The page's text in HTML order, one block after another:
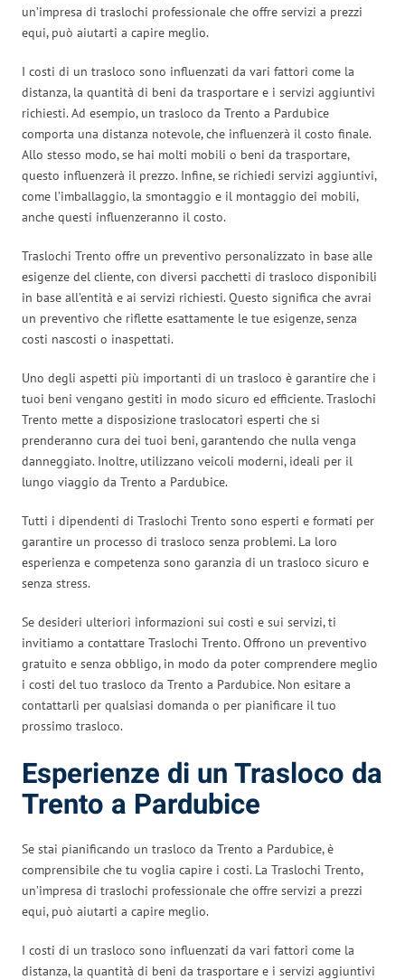
un’impresa di traslochi professionale che offre servizi a prezzi
equi, può aiutarti a capire meglio.
I costi di un trasloco sono influenzati da vari fattori come la
distanza, la quantità di beni da trasportare e i servizi aggiuntivi
richiesti. Ad esempio, un trasloco da Trento a Pardubice
comporta una distanza notevole, che influenzerà il costo finale.
Allo stesso modo, se hai molti mobili o beni da trasportare,
questo influenzerà il prezzo. Infine, se richiedi servizi aggiuntivi,
come l’imballaggio, la smontaggio e il montaggio dei mobili,
anche questi influenzeranno il costo.
Traslochi Trento offre un preventivo personalizzato in base alle
esigenze del cliente, con diversi pacchetti di trasloco disponibili
in base all’entità e ai servizi richiesti. Questo significa che avrai
un preventivo che riflette esattamente le tue esigenze, senza
costi nascosti o inaspettati.
Uno degli aspetti più importanti di un trasloco è garantire che i
tuoi beni vengano gestiti in modo sicuro ed efficiente. Traslochi
Trento mette a disposizione traslocatori esperti che si
prenderanno cura dei tuoi beni, garantendo che nulla venga
danneggiato. Inoltre, utilizzano veicoli moderni, ideali per il
lungo viaggio da Trento a Pardubice.
Tutti i dipendenti di Traslochi Trento sono esperti e formati per
garantire un processo di trasloco senza problemi. La loro
esperienza e competenza sono garanzia di un trasloco sicuro e
senza stress.
Se desideri ulteriori informazioni sui costi e sui servizi, ti
invitiamo a contattare Traslochi Trento. Offrono un preventivo
gratuito e senza obbligo, in modo da poter comprendere meglio
i costi del tuo trasloco da Trento a Pardubice. Non esitare a
contattarli per qualsiasi domanda o per pianificare il tuo
prossimo trasloco.
Esperienze di un Trasloco da
Trento a Pardubice
Se stai pianificando un trasloco da Trento a Pardubice, è
comprensibile che tu voglia capire i costi. La Traslochi Trento,
un’impresa di traslochi professionale che offre servizi a prezzi
equi, può aiutarti a capire meglio.
I costi di un trasloco sono influenzati da vari fattori come la
distanza, la quantità di beni da trasportare e i servizi aggiuntivi